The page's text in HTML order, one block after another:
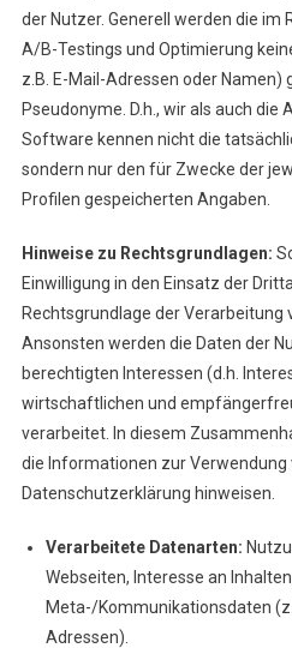
der Nutzer. Generell werden die im
A/B-Testings und Optimierung
z.B. E-Mail-Adressen oder Namen)
Pseudonyme. D.h., wir als auch
Software kennen nicht die
sondern nur den für Zwecke der
Profilen gespeicherten Angaben.
Hinweise zu Rechtsgrundlagen:
Einwilligung in den Einsatz der
Rechtsgrundlage der Verarbeitung
Ansonsten werden die Daten der
berechtigten Interessen (d.h.
wirtschaftlichen und
verarbeitet. In diesem
die Informationen zur Verwendung
Datenschutzerklärung hinweisen.
Verarbeitete Datenarten:
Webseiten, Interesse an
Meta-/Kommunikationsdaten
Adressen).